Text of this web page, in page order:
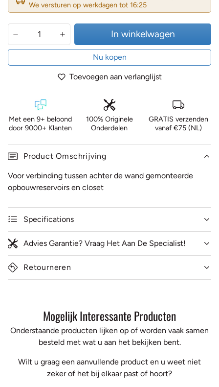
We versturen op werkdagen tot 16:25
In winkelwagen
Nu kopen
Toevoegen aan verlanglijst
Met een 9+ beloond
door 9000+ Klanten
100% Originele
Onderdelen
GRATIS verzenden
vanaf €75 (NL)
Product Omschrijving
Voor verbinding tussen achter de wand gemonteerde
opbouwreservoirs en closet
Specifications
Advies Garantie? Vraag Het Aan De Specialist!
Retourneren
Mogelijk Interessante Producten
Onderstaande producten lijken op of worden vaak samen
besteld met wat u aan het bekijken bent.
Wilt u graag een aanvullende product en u weet niet
zeker of het bij elkaar past of hoort?